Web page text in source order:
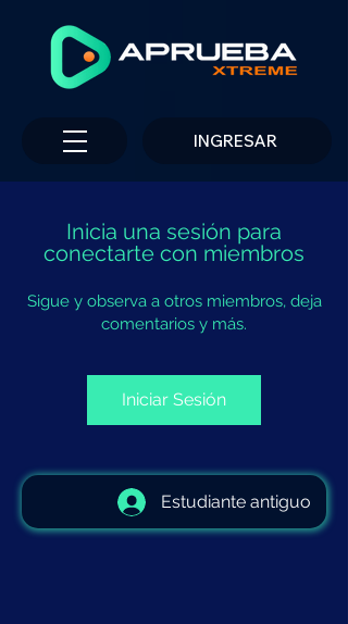
INGRESAR
Inicia una sesión para
conectarte con miembros
Sigue y observa a otros miembros, deja
comentarios y más.
Iniciar Sesión
Estudiante antiguo